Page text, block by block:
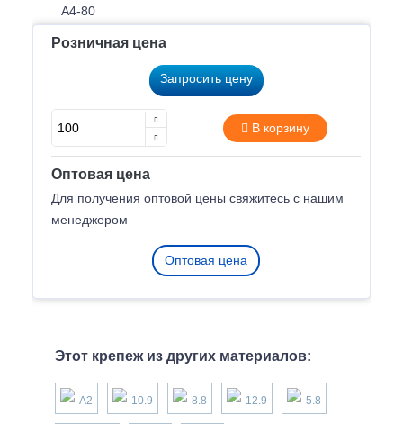
Розничная цена
Запросить цену
В корзину
Оптовая цена
Для получения оптовой цены свяжитесь с нашим
менеджером
Оптовая цена
Этот крепеж из других материалов:
А2 10.9 8.8 12.9 5.8